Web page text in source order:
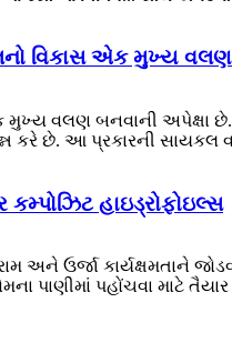
વિકાસ એક મુખ્ય વલણ
મુખ્ય વલણ બનવાની
કરે છે. આ પ્રકારની સાયકલ
કમ્પોઝિટ હાઇડ્રોફોઇલ્સ
અને ઉર્જા કાર્યક્ષમતાને
પાણીમાં પહોંચવા માટે